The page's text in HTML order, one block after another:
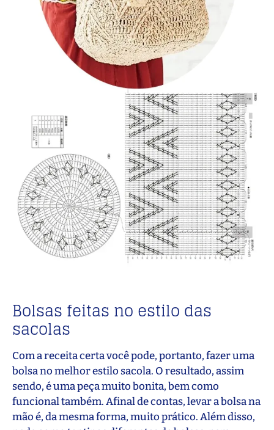
Bolsas feitas no estilo das
sacolas
Com a receita certa você pode, portanto, fazer uma
bolsa no melhor estilo sacola. O resultado, assim
sendo, é uma peça muito bonita, bem como
funcional também. Afinal de contas, levar a bolsa na
mão é, da mesma forma, muito prático. Além disso,